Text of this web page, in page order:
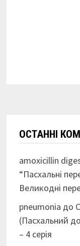
ОСТАННІ
amoxicillin
“Пасхальні
Великодні
pneumonia до
(Пасхальний
– 4 серія